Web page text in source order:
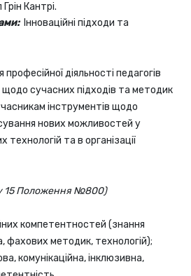
Кантрі.
Інноваційні підходи та
діяльності педагогів
сучасних підходів та методик
інструментів щодо
нових можливостей у
та в організації
15 Положення №800)
компетентностей (знання
фахових методик, технологій);
комунікаційна, інклюзивна,